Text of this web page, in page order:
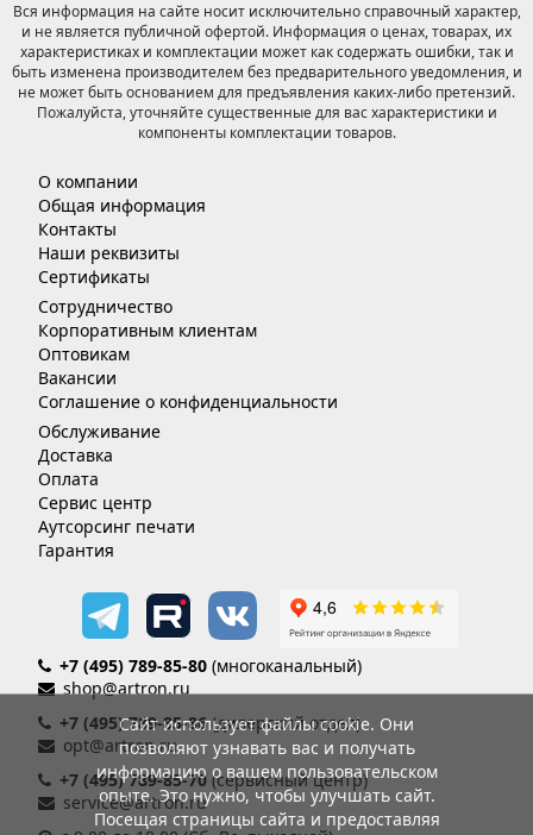
Вся информация на сайте носит исключительно справочный характер,
и не является публичной офертой. Информация о ценах, товарах, их
характеристиках и комплектации может как содержать ошибки, так и
быть изменена производителем без предварительного уведомления, и
не может быть основанием для предъявления каких-либо претензий.
Пожалуйста, уточняйте существенные для вас характеристики и
компоненты комплектации товаров.
О компании
Общая информация
Контакты
Наши реквизиты
Сертификаты
Сотрудничество
Корпоративным клиентам
Оптовикам
Вакансии
Соглашение о конфиденциальности
Обслуживание
Доставка
Оплата
Сервис центр
Аутсорсинг печати
Гарантия
+7 (495) 789-85-80 (многоканальный)
shop@artron.ru
+7 (495) 789-85-86(дилерский отдел)
opt@artron.ru
+7 (495) 789-85-70 (сервисный центр)
service@artron.ru
Сайт использует файлы cookie. Они
позволяют узнавать вас и получать
информацию о вашем пользовательском
опыте. Это нужно, чтобы улучшать сайт.
Посещая страницы сайта и предоставляя